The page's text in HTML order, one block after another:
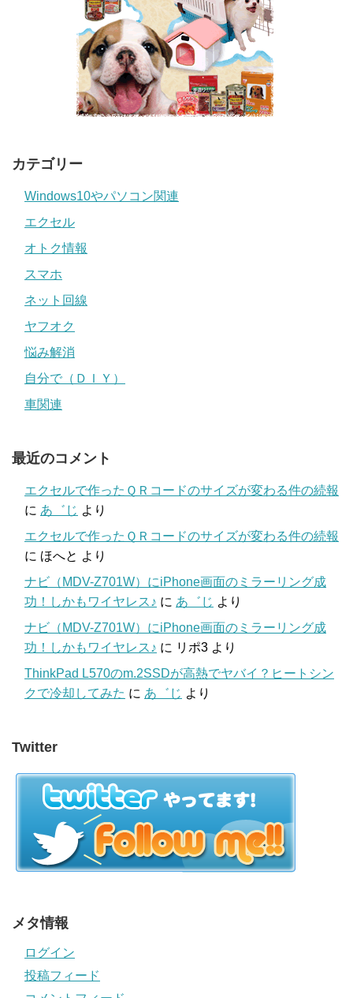
カテゴリー
Windows10やパソコン関連
エクセル
オトク情報
スマホ
ネット回線
ヤフオク
悩み解消
自分で（ＤＩＹ）
車関連
最近のコメント
エクセルで作ったＱＲコードのサイズが変わる件の続報
に あ゛じ より
エクセルで作ったＱＲコードのサイズが変わる件の続報
に ほへと より
ナビ（MDV-Z701W）にiPhone画面のミラーリング成
功！しかもワイヤレス♪ に あ゛じ より
ナビ（MDV-Z701W）にiPhone画面のミラーリング成
功！しかもワイヤレス♪ に リポ3 より
ThinkPad L570のm.2SSDが高熱でヤバイ？ヒートシン
クで冷却してみた に あ゛じ より
Twitter
メタ情報
ログイン
投稿フィード